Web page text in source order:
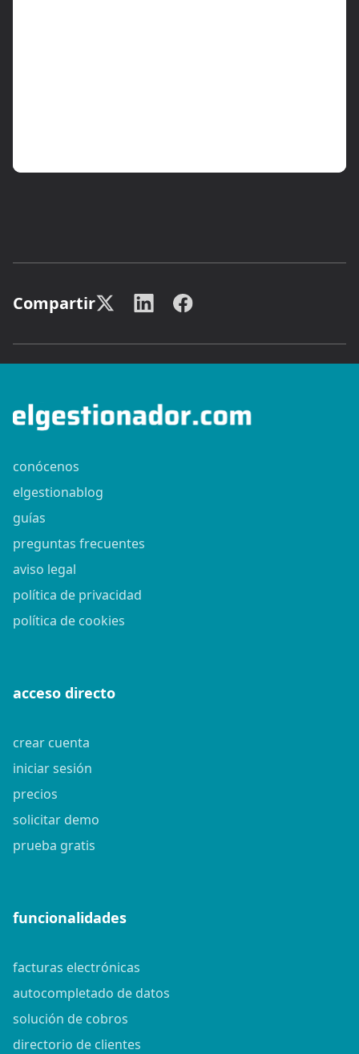
Compartir
conócenos
elgestionablog
guías
preguntas frecuentes
aviso legal
política de privacidad
política de cookies
acceso directo
crear cuenta
iniciar sesión
precios
solicitar demo
prueba gratis
funcionalidades
facturas electrónicas
autocompletado de datos
solución de cobros
directorio de clientes